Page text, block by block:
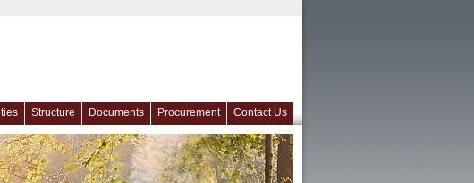
Structure Documents Procurement Contact Us